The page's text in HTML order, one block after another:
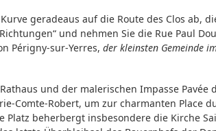
geradeaus auf die Route des Clos ab,
und nehmen Sie die Rue Paul
Périgny-sur-Yerres, der kleinsten Gemeinde
und der malerischen Impasse Pavée
Comte-Robert, um zur charmanten Place
Platz beherbergt insbesondere die Kirche